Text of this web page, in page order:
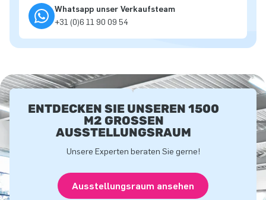
Whatsapp unser Verkaufsteam
+31 (0)6 11 90 09 54
ENTDECKEN SIE UNSEREN 1500
M2 GROSSEN A
USSTELLUNGSRAUM
Unsere Experten beraten Sie gerne!
Ausstellungsraum ansehen